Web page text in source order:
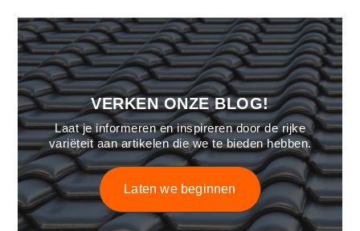
VERKEN ONZE BLOG!
Laat je informeren en inspireren door de rijke
variëteit aan artikelen die we te bieden hebben.
Laten we beginnen